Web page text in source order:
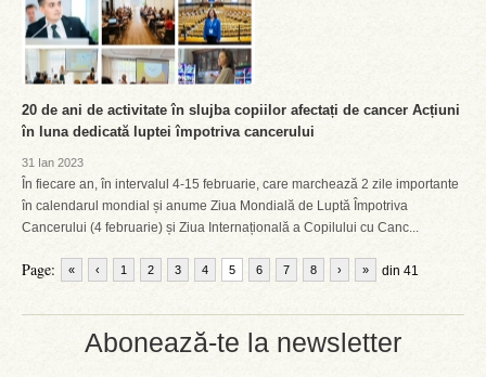
Abonează-te la newsletter
20 de ani de activitate în slujba copiilor afectați de cancer Acțiuni
în luna dedicată luptei împotriva cancerului
31 Ian 2023
În fiecare an, în intervalul 4-15 februarie, care marchează 2 zile importante
în calendarul mondial și anume Ziua Mondială de Luptă Împotriva
Cancerului (4 februarie) și Ziua Internațională a Copilului cu Canc...
Page: « ‹ 1 2 3 4 5 6 7 8 din 41
› »